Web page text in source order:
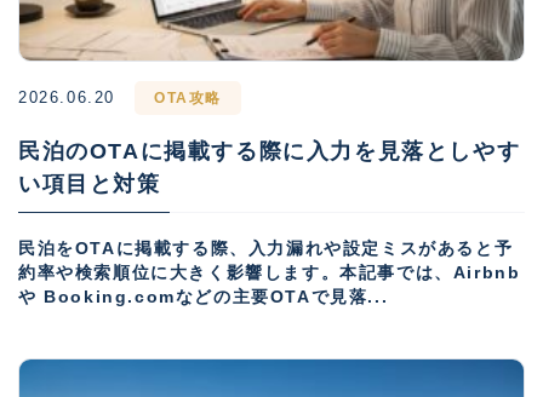
2026.06.20 OTA攻略
民泊のOTAに掲載する際に入力を見落としやす
い項目と対策
民泊をOTAに掲載する際、入力漏れや設定ミスがあると予
約率や検索順位に大きく影響します。本記事では、Airbnb
や Booking.comなどの主要OTAで見落...